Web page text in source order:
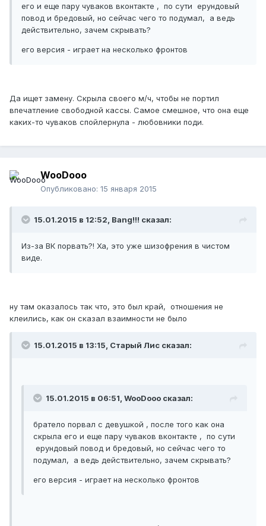
его и еще пару чуваков вконтакте , по сути ерундовый
повод и бредовый, но сейчас чего то подумал, а ведь
действительно, зачем скрывать?
его версия - играет на несколько фронтов
Да ищет замену. Скрыла своего м/ч, чтобы не портил
впечатление свободной кассы. Самое смешное, что она еще
каких-то чуваков спойлернула - любовники поди.
WooDooo
Опубликовано: 15 января 2015
15.01.2015 в 12:52, Bang!!! сказал:
Из-за ВК порвать?! Ха, это уже шизофрения в чистом
виде.
ну там оказалось так что, это был край, отношения не
клеились, как он сказал взаимности не было
15.01.2015 в 13:15, Старый Лис сказал:
15.01.2015 в 06:51, WooDooo сказал:
братело порвал с девушкой , после того как она
скрыла его и еще пару чуваков вконтакте , по сути
ерундовый повод и бредовый, но сейчас чего то
подумал, а ведь действительно, зачем скрывать?
его версия - играет на несколько фронтов